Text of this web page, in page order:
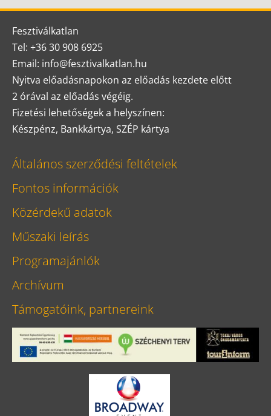
Fesztiválkatlan
Tel: +36 30 908 6925
Email: info@fesztivalkatlan.hu
Nyitva előadásnapokon az előadás kezdete előtt
2 órával az előadás végéig.
Fizetési lehetőségek a helyszínen:
Készpénz, Bankkártya, SZÉP kártya
Általános szerződési feltételek
Fontos információk
Közérdekű adatok
Műszaki leírás
Programajánlók
Archívum
Támogatóink, partnereink